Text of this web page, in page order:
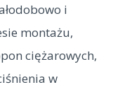
i
montażu,
ciężarowych,
w